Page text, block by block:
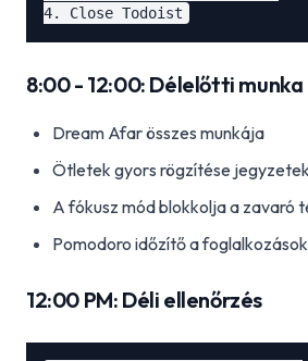
8:00 - 12:00: Délelőtti munka
Dream Afar összes munkája
Ötletek gyors rögzítése
A fókusz mód blokkolja a zavaró
Pomodoro időzítő a
12:00 PM: Déli ellenőrzés